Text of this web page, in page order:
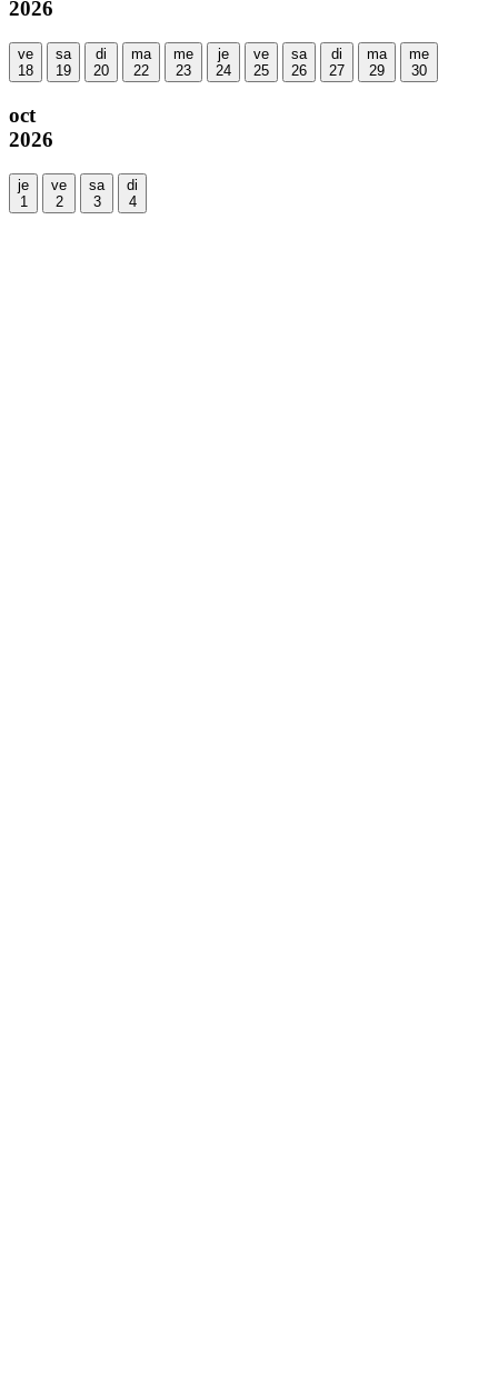
2026
ve
18
sa
19
di
20
ma
22
me
23
je
24
ve
25
sa
26
di
27
ma
29
me
30
oct
2026
je
1
ve
2
sa
3
di
4